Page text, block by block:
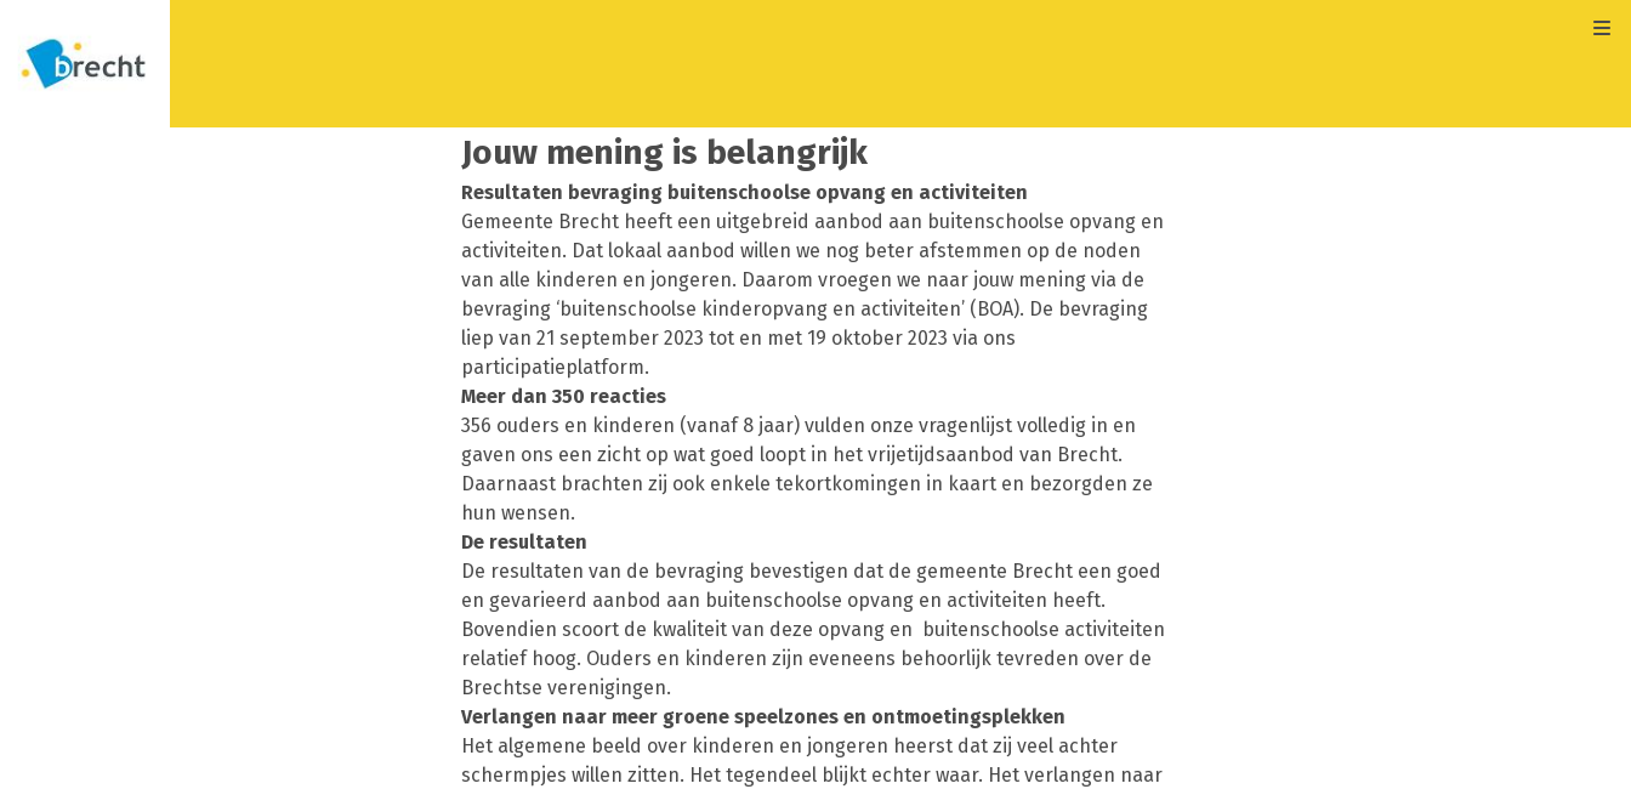
Jouw mening is belangrijk
Resultaten bevraging buitenschoolse opvang en activiteiten
Gemeente Brecht heeft een uitgebreid aanbod aan buitenschoolse opvang en
activiteiten. Dat lokaal aanbod willen we nog beter afstemmen op de noden
van alle kinderen en jongeren. Daarom vroegen we naar jouw mening via de
bevraging ‘buitenschoolse kinderopvang en activiteiten’ (BOA). De bevraging
liep van 21 september 2023 tot en met 19 oktober 2023 via ons
participatieplatform.
Meer dan 350 reacties
356 ouders en kinderen (vanaf 8 jaar) vulden onze vragenlijst volledig in en
gaven ons een zicht op wat goed loopt in het vrijetijdsaanbod van Brecht.
Daarnaast brachten zij ook enkele tekortkomingen in kaart en bezorgden ze
hun wensen.
De resultaten
De resultaten van de bevraging bevestigen dat de gemeente Brecht een goed
en gevarieerd aanbod aan buitenschoolse opvang en activiteiten heeft.
Bovendien scoort de kwaliteit van deze opvang en buitenschoolse activiteiten
relatief hoog. Ouders en kinderen zijn eveneens behoorlijk tevreden over de
Brechtse verenigingen.
Verlangen naar meer groene speelzones en ontmoetingsplekken
Het algemene beeld over kinderen en jongeren heerst dat zij veel achter
schermpjes willen zitten. Het tegendeel blijkt echter waar. Het verlangen naar